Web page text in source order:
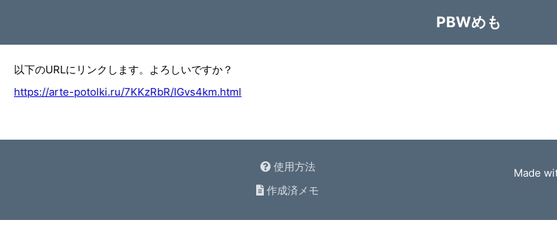
PBWめも
以下のURLにリンクします。よろしいですか？
https://arte-potolki.ru/7KKzRbR/IGvs4km.html
使用方法
作成済メモ
Made